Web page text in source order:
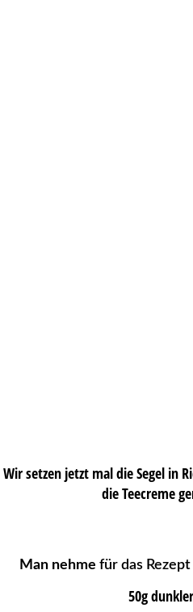
Wir setzen jetzt mal die Segel in
die Teecreme
Man nehme für das
50g